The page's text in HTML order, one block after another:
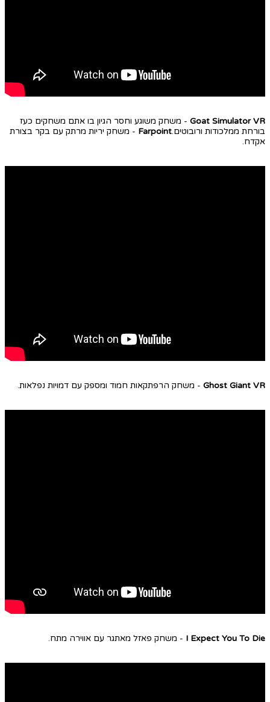
Goat Simulator VR - משחק משוגע וחסר הגיון בו אתם משחקים כעז
בורחת ממלכודות ורובוטים.Farpoint - משחק יריות מרתק עם בקר בצורת
אקדח.
Ghost Giant VR - משחק הרפתקאות חמוד ומספק עם דמויות נפלאות.
I Expect You To Die - משחק פאזל מאתגר עם אווירה מתח.